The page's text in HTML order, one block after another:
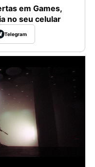
em Games,
no seu celular
Telegram